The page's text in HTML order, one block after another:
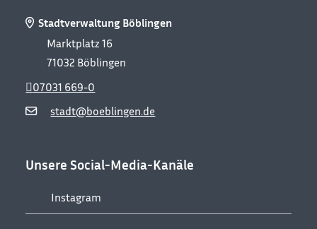
Stadtverwaltung Böblingen
Marktplatz 16
71032 Böblingen
stadt@boeblingen.de
07031 669-0
Unsere Social-Media-Kanäle
Instagram